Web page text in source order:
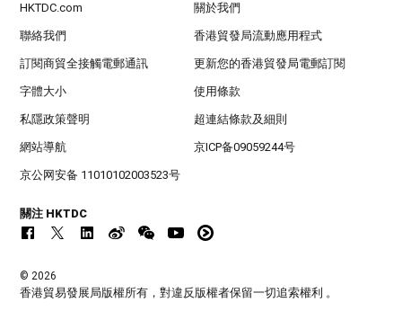
HKTDC.com 關於我們
聯絡我們 香港貿發局流動應用程式
訂閱商貿全接觸電郵通訊 更新您的香港貿發局電郵訂閱
字體大小 使用條款
私隱政策聲明 超連結條款及細則
網站導航 京ICP备09059244号
京公网安备 11010102003523号
關注 HKTDC
© 2026
香港貿易發展局版權所有，對違反版權者保留一切追索權利 。